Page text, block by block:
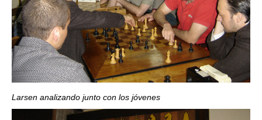
Larsen analizando junto con los jóvenes